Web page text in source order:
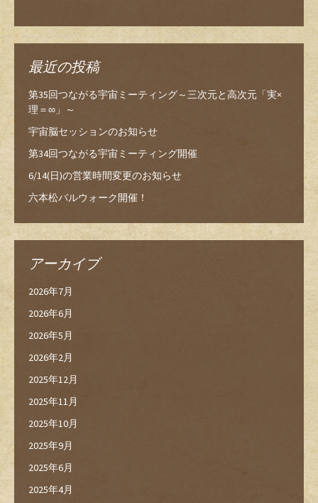
最近の投稿
第35回つながる宇宙ミーティング～三次元と高次元「実×
理＝∞」～
宇宙脳セッションのお知らせ
第34回つながる宇宙ミーティング開催
6/14(日)の営業時間変更のお知らせ
六本松バルウォーク開催！
アーカイブ
2026年7月
2026年6月
2026年5月
2026年2月
2025年12月
2025年11月
2025年10月
2025年9月
2025年6月
2025年4月